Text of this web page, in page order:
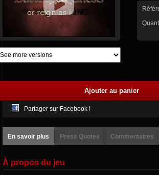
Partager sur Facebook !
En savoir plus Press Quotes Commentaires
À propos du jeu